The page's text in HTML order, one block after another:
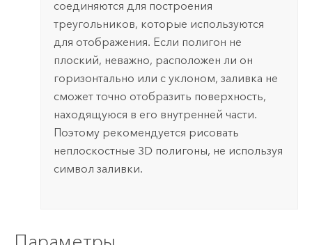
соединяются для построения
треугольников, которые используются
для отображения. Если полигон не
плоский, неважно, расположен ли он
горизонтально или с уклоном, заливка не
сможет точно отобразить поверхность,
находящуюся в его внутренней части.
Поэтому рекомендуется рисовать
неплоскостные 3D полигоны, не используя
символ заливки.